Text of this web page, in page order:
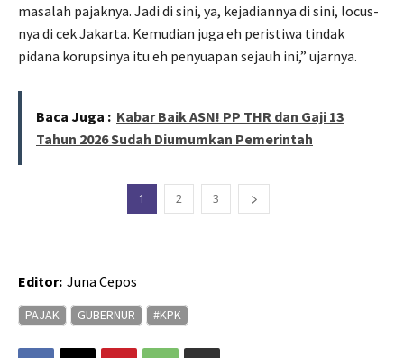
masalah pajaknya. Jadi di sini, ya, kejadiannya di sini, locus-
nya di cek Jakarta. Kemudian juga eh peristiwa tindak
pidana korupsinya itu eh penyuapan sejauh ini,” ujarnya.
Baca Juga : Kabar Baik ASN! PP THR dan Gaji 13
Tahun 2026 Sudah Diumumkan Pemerintah
1 2 3
Editor: Juna Cepos
PAJAK GUBERNUR #KPK